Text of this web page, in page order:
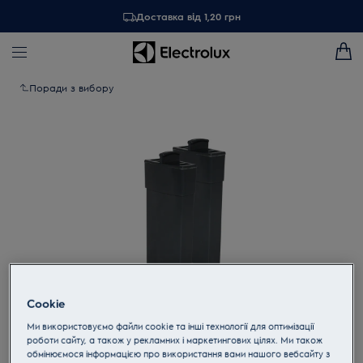
Доставка від 1,20 грн
Поради з вибору
Cookie
Ми використовуємо файли cookie та інші технології для оптимізації
роботи сайту, а також у рекламних і маркетингових цілях. Ми також
обмінюємося інформацією про використання вами нашого вебсайту з